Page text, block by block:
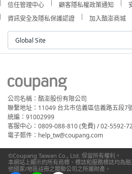
信任管理中心
顧客隱私權政策通知
資訊安全及隱私保護認證
加入酷澎商城
Global Site
公司名稱：酷澎股份有限公司
聯繫地址：11049 台北市信義區信義路五段7
統編：91002999
客服中心：0809-088-810 (免費) / 02-5592-
電子郵件：help_tw@coupang.com
©Coupang Taiwan Co., Ltd. 保留所有權利。
本網站上顯示的所有商標、標誌和服務標誌均為
他國家/地區註冊之關聯公司之所屬財產。